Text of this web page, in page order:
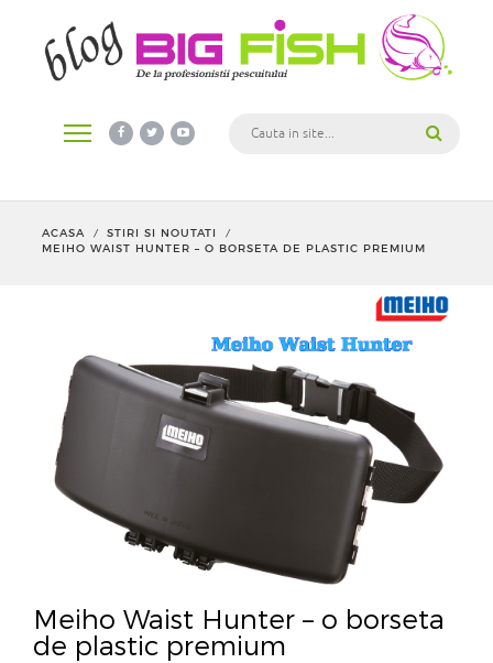
ACASA / STIRI SI NOUTATI /
MEIHO WAIST HUNTER – O BORSETA DE PLASTIC PREMIUM
Meiho Waist Hunter – o borseta
de plastic premium